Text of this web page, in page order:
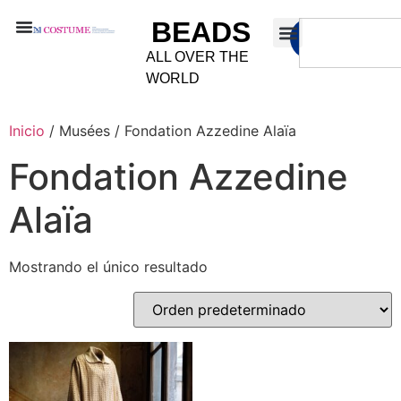
BEADS
ALL OVER THE
WORLD
Inicio / Musées / Fondation Azzedine Alaïa
Fondation Azzedine
Alaïa
Mostrando el único resultado